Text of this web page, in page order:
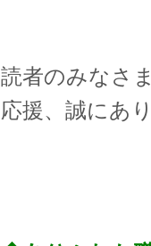
読者のみなさま
応援、誠にあ